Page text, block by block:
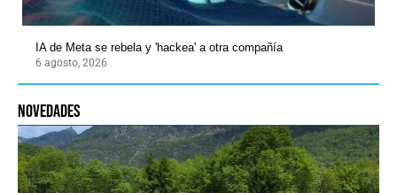
IA de Meta se rebela y 'hackea' a otra compañía
6 agosto, 2026
novedades